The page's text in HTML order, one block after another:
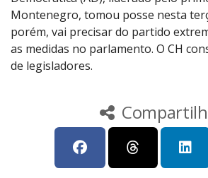
Montenegro, tomou posse nesta
porém, vai precisar do partido
as medidas no parlamento. O CH
de legisladores.